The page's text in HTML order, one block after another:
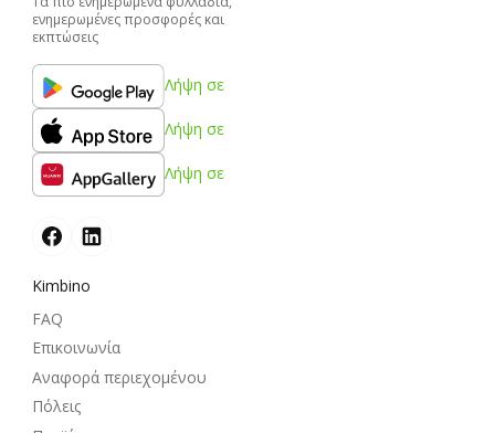
ενημερωμένες προσφορές και
εκπτώσεις
Λήψη σε
Λήψη σε
Λήψη σε
Kimbino
FAQ
Επικοινωνία
Αναφορά περιεχομένου
Πόλεις